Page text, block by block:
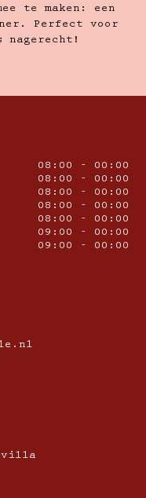
te maken: een
Perfect voor
08:00 - 00:00
08:00 - 00:00
08:00 - 00:00
08:00 - 00:00
08:00 - 00:00
09:00 - 00:00
09:00 - 00:00